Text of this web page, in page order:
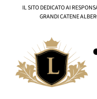
IL SITO DEDICATO AI
GRANDI CATENE